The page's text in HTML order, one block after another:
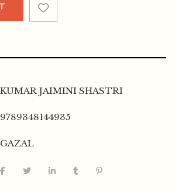
KUMAR JAIMINI SHASTRI
9789348144935
GAZAL